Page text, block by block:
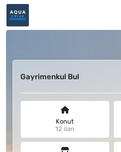
Gayrimenkul Bul
Konut
12 ilan